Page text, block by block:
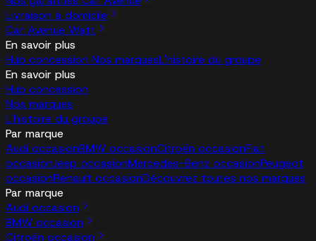
Livraison à domicile
Car Avenue Watt
En savoir plus
Hub concession Nos marquesL'histoire du groupe
En savoir plus
Hub concession
Nos marques
L'histoire du groupe
Par marque
Audi occasionBMW occasionCitroën occasionFiat
occasionJeep occasionMercedes-Benz occasionPeugeot
occasionRenault occasionDécouvrez toutes nos marques
Par marque
Audi occasion
BMW occasion
Citroën occasion